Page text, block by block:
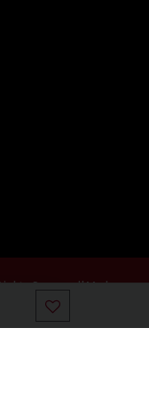
Reserved|Made